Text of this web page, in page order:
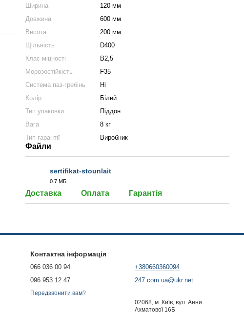
Ширина
120 мм
Довжина
600 мм
Висота
200 мм
Щільність
D400
Клас міцності
B2,5
Морозостійкість
F35
Система паз-гребінь
Ні
Колір
Білий
Тип упаковки
Піддон
Вага
8 кг
Тип гарантії
Виробник
Файли
sertifikat-stounlait
0.7 МБ
Доставка Оплата Гарантія
Контактна інформація
066 036 00 94
096 953 12 47
Передзвонити вам?
+380660360094
247.com.ua@ukr.net
02068, м. Київ, вул. Анни
Ахматової 16Б